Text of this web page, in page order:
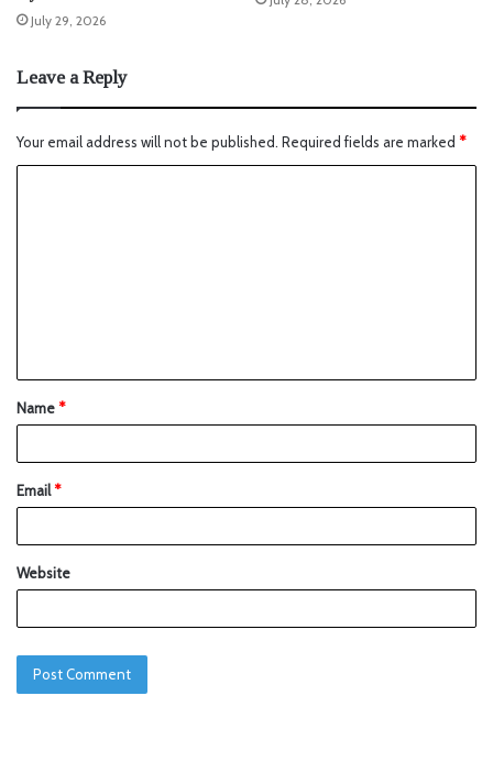
July 29, 2026
Leave a Reply
Your email address will not be published. Required fields are marked *
Name*
Email*
Website